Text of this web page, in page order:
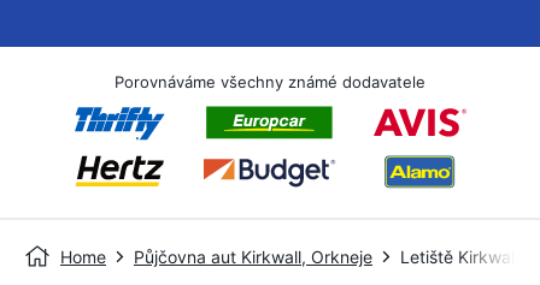
Porovnáváme všechny známé dodavatele
Home Půjčovna aut Kirkwall, Orkneje Letiště Kirkwall